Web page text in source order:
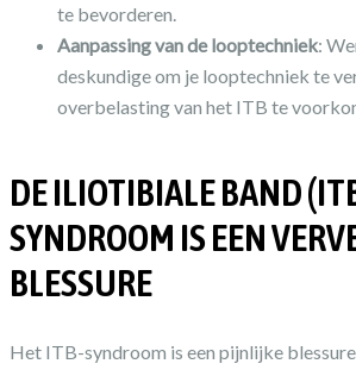
te bevorderen.
Aanpassing van de looptechniek:
deskundige om je looptechniek te
overbelasting van het ITB te
DE ILIOTIBIALE BAND
SYNDROOM IS EEN
BLESSURE
Het ITB-syndroom is een pijnlijke